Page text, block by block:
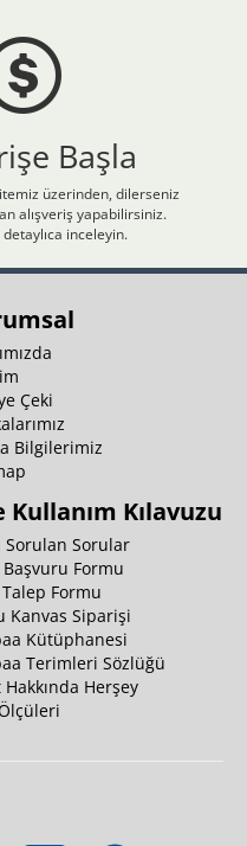
Başla
üzerinden, dilerseniz
alışveriş yapabilirsiniz.
inceleyin.
Çeki
Bilgilerimiz
Kullanım Kılavuzu
Sorulan Sorular
Başvuru Formu
Formu
Kanvas Siparişi
Kütüphanesi
Terimleri Sözlüğü
Hakkında Herşey